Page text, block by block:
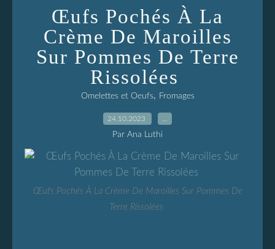
Œufs Pochés À La
Crème De Maroilles
Sur Pommes De Terre
Rissolées
Omelettes et Oeufs, Fromages
24.10.2023
Par Ana Luthi
Œufs Pochés À La Crème De Maroilles Sur Pommes De
Terre Rissolées